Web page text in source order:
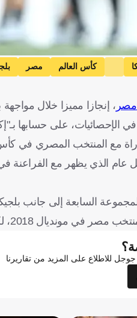
كأس العالم مصر
، إنجازا مميزا خلال مواجهة
الإحصائيات، على حسابها
المنتخب المصري في كأس العالم
السابعة إلى جانب بلجيكا
يبحثون عن انتصارهم الأول في تاريخ كأس العالم.